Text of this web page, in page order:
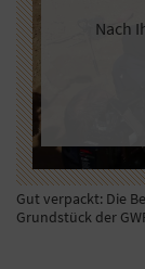
Nach
Gut verpackt: Die
Grundstück der